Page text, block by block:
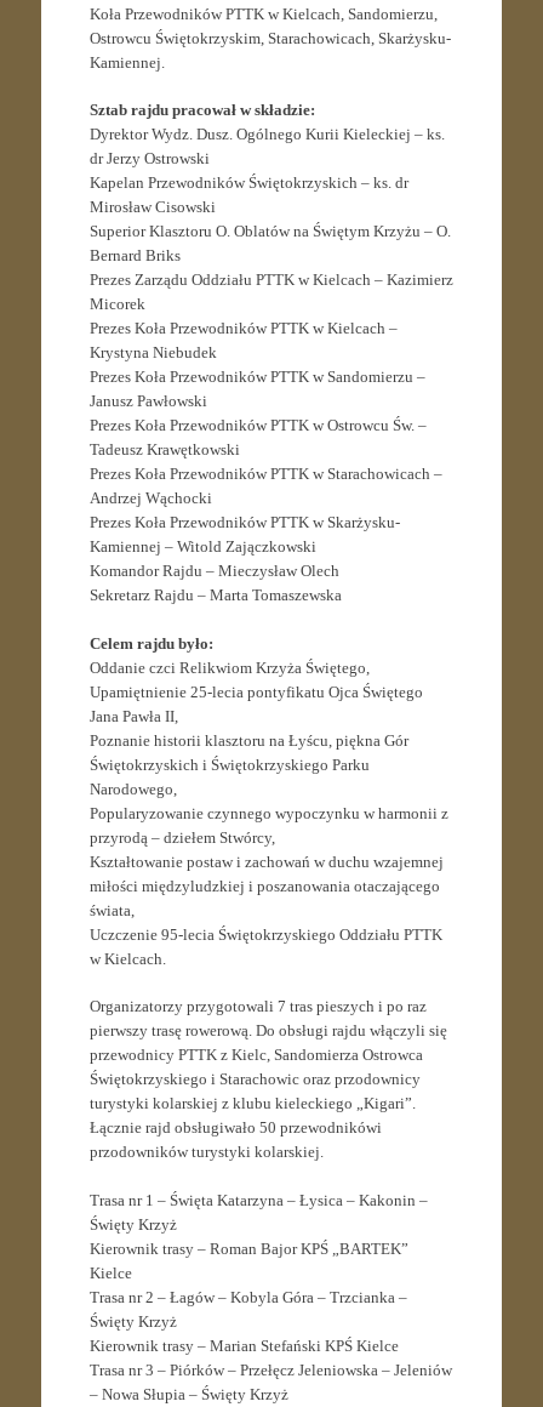
Koła Przewodników PTTK w Kielcach, Sandomierzu,
Ostrowcu Świętokrzyskim, Starachowicach, Skarżysku-
Kamiennej.
Sztab rajdu pracował w składzie:
Dyrektor Wydz. Dusz. Ogólnego Kurii Kieleckiej – ks.
dr Jerzy Ostrowski
Kapelan Przewodników Świętokrzyskich – ks. dr
Mirosław Cisowski
Superior Klasztoru O. Oblatów na Świętym Krzyżu – O.
Bernard Briks
Prezes Zarządu Oddziału PTTK w Kielcach – Kazimierz
Micorek
Prezes Koła Przewodników PTTK w Kielcach –
Krystyna Niebudek
Prezes Koła Przewodników PTTK w Sandomierzu –
Janusz Pawłowski
Prezes Koła Przewodników PTTK w Ostrowcu Św. –
Tadeusz Krawętkowski
Prezes Koła Przewodników PTTK w Starachowicach –
Andrzej Wąchocki
Prezes Koła Przewodników PTTK w Skarżysku-
Kamiennej – Witold Zajączkowski
Komandor Rajdu – Mieczysław Olech
Sekretarz Rajdu – Marta Tomaszewska
Celem rajdu było:
Oddanie czci Relikwiom Krzyża Świętego,
Upamiętnienie 25-lecia pontyfikatu Ojca Świętego
Jana Pawła II,
Poznanie historii klasztoru na Łyścu, piękna Gór
Świętokrzyskich i Świętokrzyskiego Parku
Narodowego,
Popularyzowanie czynnego wypoczynku w harmonii z
przyrodą – dziełem Stwórcy,
Kształtowanie postaw i zachowań w duchu wzajemnej
miłości międzyludzkiej i poszanowania otaczającego
świata,
Uczczenie 95-lecia Świętokrzyskiego Oddziału PTTK
w Kielcach.
Organizatorzy przygotowali 7 tras pieszych i po raz
pierwszy trasę rowerową. Do obsługi rajdu włączyli się
przewodnicy PTTK z Kielc, Sandomierza Ostrowca
Świętokrzyskiego i Starachowic oraz przodownicy
turystyki kolarskiej z klubu kieleckiego „Kigari”.
Łącznie rajd obsługiwało 50 przewodnikówi
przodowników turystyki kolarskiej.
Trasa nr 1 – Święta Katarzyna – Łysica – Kakonin –
Święty Krzyż
Kierownik trasy – Roman Bajor KPŚ „BARTEK”
Kielce
Trasa nr 2 – Łagów – Kobyla Góra – Trzcianka –
Święty Krzyż
Kierownik trasy – Marian Stefański KPŚ Kielce
Trasa nr 3 – Piórków – Przełęcz Jeleniowska – Jeleniów
– Nowa Słupia – Święty Krzyż